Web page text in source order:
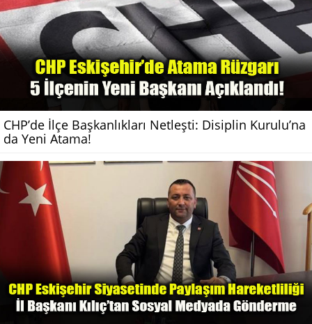
CHP’de İlçe Başkanlıkları Netleşti: Disiplin Kurulu’na
da Yeni Atama!